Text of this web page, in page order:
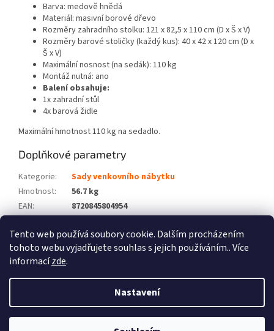
Tento web používá soubory cookie. Dalším procházením
tohoto webu vyjadřujete souhlas s jejich používáním.. Více
informacízde.
Nastavení
Barva: medově hnědá
Materiál: masivní borové dřevo
Rozměry zahradního stolku: 121 x 82,5 x 110 cm (D x Š x V)
Rozměry barové stoličky (každý kus): 40 x 42 x 120 cm (D x
Š x V)
Maximální nosnost (na sedák): 110 kg
Montáž nutná: ano
Balení obsahuje:
1x zahradní stůl
4x barová židle
Maximální hmotnost 110 kg na sedadlo.
Doplňkové parametry
Kategorie:
Sady venkovního nábytku
Hmotnost:
56.7 kg
EAN:
8720845804954
Počet balíků: 3
Vytvořil Shoptet